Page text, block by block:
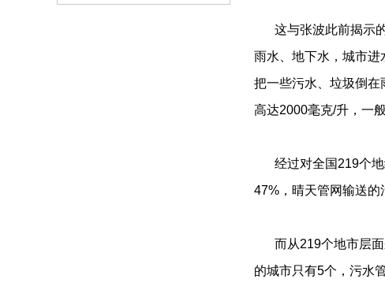
这与张波此前揭示
雨水、地下水，城市
把一些污水、垃圾倒
高达2000毫克/升，一
经过对全国219个
47%，晴天管网输送的
而从219个地市层
的城市只有5个，污水